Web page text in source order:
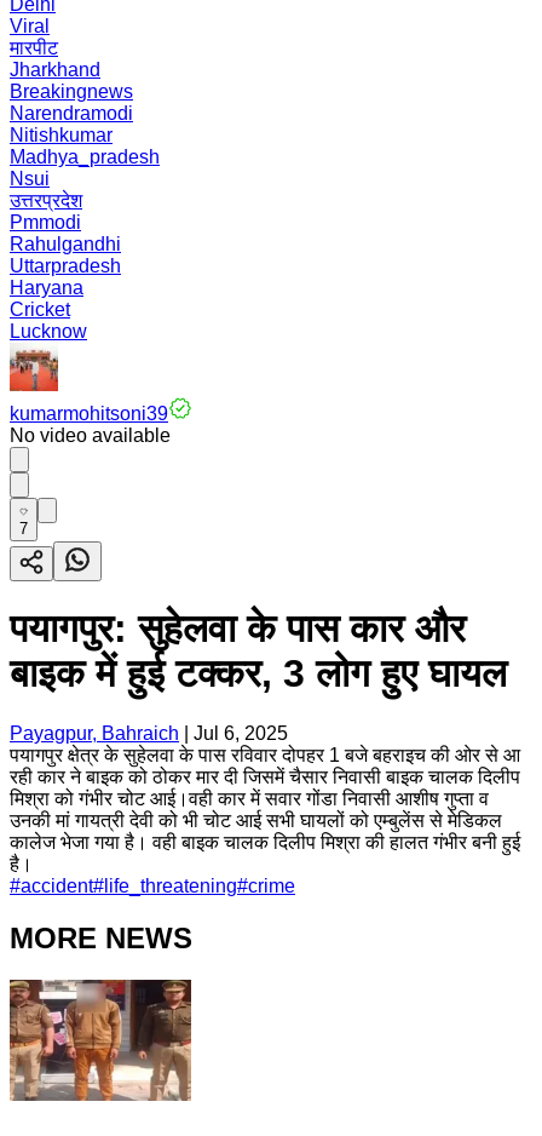
Delhi
Viral
मारपीट
Jharkhand
Breakingnews
Narendramodi
Nitishkumar
Madhya_pradesh
Nsui
उत्तरप्रदेश
Pmmodi
Rahulgandhi
Uttarpradesh
Haryana
Cricket
Lucknow
kumarmohitsoni39
No video available
7
पयागपुर: सुहेलवा के पास कार और
बाइक में हुई टक्कर, 3 लोग हुए घायल
Payagpur, Bahraich
Jul 6, 2025
पयागपुर क्षेत्र के सुहेलवा के पास रविवार दोपहर 1 बजे बहराइच की ओर से आ
रही कार ने बाइक को ठोकर मार दी जिसमें चैसार निवासी बाइक चालक दिलीप
मिश्रा को गंभीर चोट आई।वही कार में सवार गोंडा निवासी आशीष गुप्ता व
उनकी मां गायत्री देवी को भी चोट आई सभी घायलों को एम्बुलेंस से मेडिकल
कालेज भेजा गया है। वही बाइक चालक दिलीप मिश्रा की हालत गंभीर बनी हुई
है।
#accident# life_threatening#crime
MORE NEWS